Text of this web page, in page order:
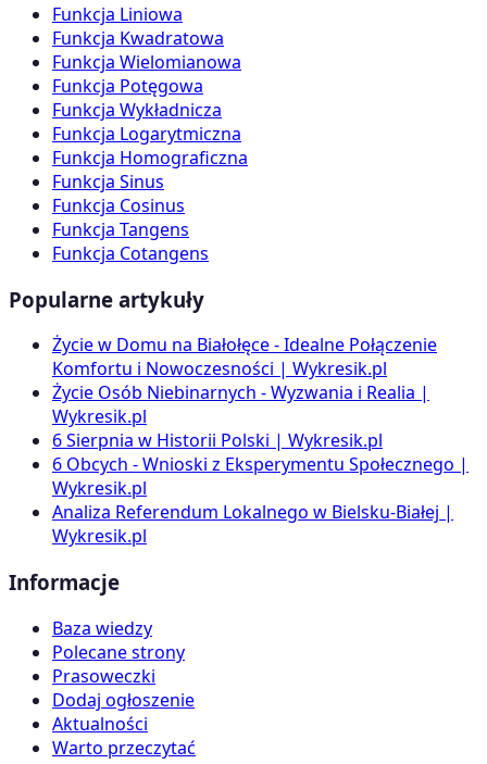
Funkcja Liniowa
Funkcja Kwadratowa
Funkcja Wielomianowa
Funkcja Potęgowa
Funkcja Wykładnicza
Funkcja Logarytmiczna
Funkcja Homograficzna
Funkcja Sinus
Funkcja Cosinus
Funkcja Tangens
Funkcja Cotangens
Popularne artykuły
Życie w Domu na Białołęce - Idealne Połączenie
Komfortu i Nowoczesności | Wykresik.pl
Życie Osób Niebinarnych - Wyzwania i Realia |
Wykresik.pl
6 Sierpnia w Historii Polski | Wykresik.pl
6 Obcych - Wnioski z Eksperymentu Społecznego |
Wykresik.pl
Analiza Referendum Lokalnego w Bielsku-Białej |
Wykresik.pl
Informacje
Baza wiedzy
Polecane strony
Prasoweczki
Dodaj ogłoszenie
Aktualności
Warto przeczytać